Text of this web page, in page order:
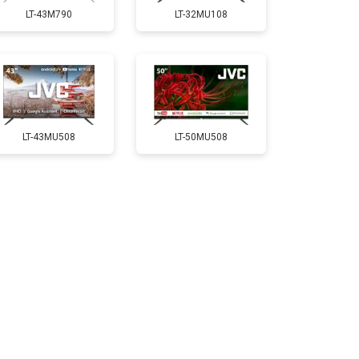
5200 ₽ Заказать
3100 ₽ Заказать
3700 ₽ Заказать
LT-43M790 LT-32MU108
LT-43MU508 LT-50MU508